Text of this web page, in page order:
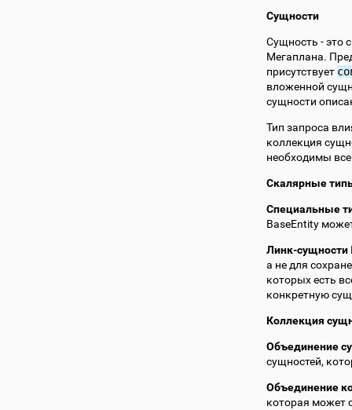
Сущности
Сущность - это
Мегаплана.
присутствует
вложенной
сущности
Тип запроса
коллекция
необходимы
Скалярные
Специальные
BaseEntity
Линк-сущности
а не для
которых есть
конкретную
Коллекция
Объединение
сущностей,
Объединение
которая может